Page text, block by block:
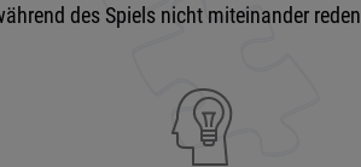
des Spiels nicht miteinander reden